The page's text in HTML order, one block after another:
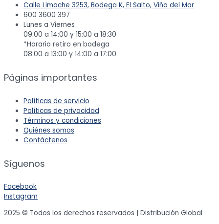
Calle Limache 3253, Bodega K, El Salto, Viña del Mar
600 3600 397
Lunes a Viernes
09:00 a 14:00 y 15:00 a 18:30
*Horario retiro en bodega
08:00 a 13:00 y 14:00 a 17:00
Páginas importantes
Políticas de servicio
Políticas de privacidad
Términos y condiciones
Quiénes somos
Contáctenos
Síguenos
Facebook
Instagram
2025 © Todos los derechos reservados | Distribución Global